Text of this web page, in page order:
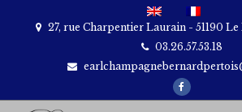
27, rue Charpentier Laurain - 51190
03.26.57.53.18
Facebook